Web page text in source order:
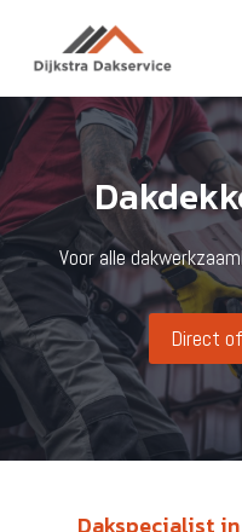
inhoud
Voor alle
Direct